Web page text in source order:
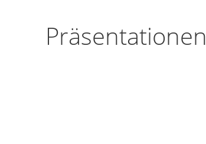
Präsentationen